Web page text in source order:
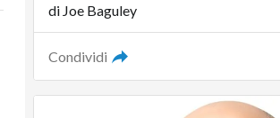
di Joe Baguley
Condividi